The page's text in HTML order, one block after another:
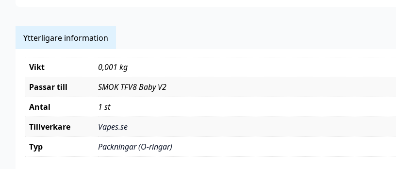
Ytterligare information
Vikt
0,001 kg
Passar till
SMOK TFV8 Baby V2
Antal
1 st
Tillverkare
Vapes.se
Typ
Packningar (O-ringar)